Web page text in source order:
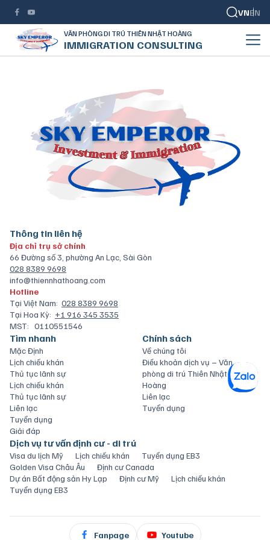
VNEN
VĂN PHÒNG DI TRÚ THIÊN NHẬT HOÀNG
IMMIGRATION CONSULTING
Thông tin liên hệ
Địa chỉ trụ sở chính
66 Đường số 3, phường An Lạc, Sài Gòn
028 8389 9698
info@thiennhathoang.com
Hotline
Tại Việt Nam: 028 8389 9698
Tại Hoa Kỳ: +1 916 345 3535
MST: 0110551546
Tìm nhanh
Mặc Định
Lịch chiếu khán
Thủ tục lãnh sự
Lịch chiếu khán
Thủ tục lãnh sự
Liên lạc
Tuyển dụng
Giải đáp
Chính sách
Về chúng tôi
Điều khoản dịch vụ – Văn
phòng di trú Thiên Nhật
Hoàng
Liên lạc
Tuyển dụng
Dịch vụ tư vấn định cư - di trú
Visa du lịch Mỹ Lịch chiếu khán
Tuyển dụng EB3
Golden Visa Châu Âu
Định cư Canada
Dự án Bất động sản Hy Lạp
Định cư Mỹ
Lịch chiếu khán
Tuyển dụng EB3
Fanpage Youtube